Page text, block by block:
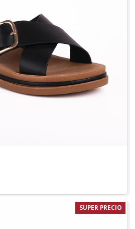
SUPER PRECIO